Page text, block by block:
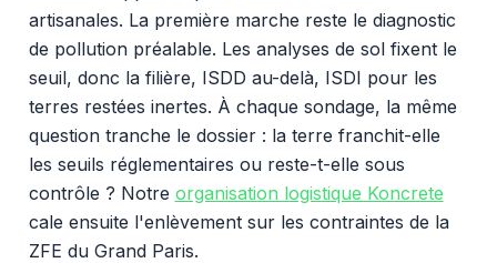
artisanales. La première marche reste le diagnostic
de pollution préalable. Les analyses de sol fixent le
seuil, donc la filière, ISDD au-delà, ISDI pour les
terres restées inertes. À chaque sondage, la même
question tranche le dossier : la terre franchit-elle
les seuils réglementaires ou reste-t-elle sous
contrôle ? Notre organisation logistique Koncrete
cale ensuite l'enlèvement sur les contraintes de la
ZFE du Grand Paris.